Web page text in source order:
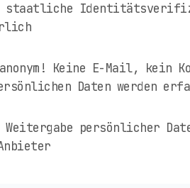
staatliche
anonym! Keine E-Mail, kein
Daten werden
Weitergabe persönlicher